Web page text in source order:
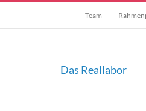
Team
Das Reallabor